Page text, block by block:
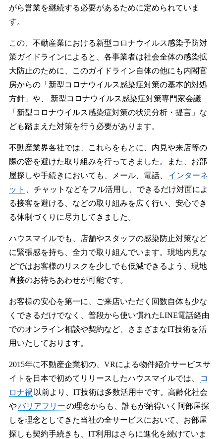
がら営業を継続する必要があるために定められていま
す。
この、不動産業における新型コロナウイルス感染予防対
策ガイドラインによると、各事業者は社会全体の感染拡
大防止のために、このガイドライン自体の他にも内閣官
房からの「新型コロナウイルス感染症対策の基本的対処
方針」や、 新型コロナウイルス感染症対策専門家会議
「新型コロナウイルス感染症対策の状況分析・提言」な
ども踏まえた対策を行う必要があります。
不動産業界各社では、これらをもとに、内見や来店等の
際の密を避けた取り組みを行ってきました。また、お部
屋探しや手続きにおいても、メール、電話、
インターネ
ット
、チャットなどをフル活用し、できるだけ対面によ
る接客を避ける、などの取り組みを広く行い、安心でき
る体制づくりに尽力してきました。
ハウスマイルでも、店舗やスタッフの感染防止対策など
に緊張感を持ち、全力で取り組んでいます。現地内見な
どではお客様のリスクを少しでも低減できるよう、現地
直接のお待ちあわせが可能です。
お客様の安心を第一に、ご来店いただく回数自体も少な
くできるだけでなく、普段から使い慣れたLINE電話経由
でのオンライン相談や契約など、さまざまなIT技術を活
用いたしております。
2015年に不動産企業初の、VRによる物件紹介サービスサ
イトを日本で初めてリリースしたハウスマイルでは、
コ
ロナ禍 以前より、IT技術は多数活用中です。高齢化社会
やバリアフリーの理念からも、誰もが納得いく阿部屋探
しを理念としてきた当社の全サービスにおいて、お部屋
探しも契約手続きも、IT利用はさらに進化を続けていま